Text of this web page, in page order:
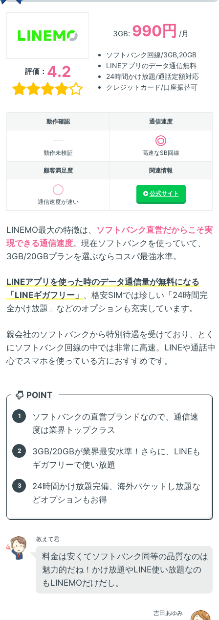
評価： 4.2
3GB: 990円 /月
ソフトバンク回線/3GB,20GB
LINEアプリのデータ通信無料
24時間かけ放題/通話定額対応
クレジットカード/口座振替可
動作確認 通信速度
動作未検証 高速なSB回線
顧客満足度 関連情報
通信速度が速い
公式サイト
LINEMO最大の特徴は、 ソフトバンク直営だからこそ実
現できる通信速度。現在ソフトバンクを使っていて、
3GB/20GBプランを選ぶならコスパ最強水準。
LINEアプリを使った時のデータ通信量が無料になる
「LINEギガフリー」 、格安SIMでは珍しい「24時間完
全かけ放題」などのオプションも充実しています。
親会社のソフトバンクから特別待遇を受けており、とく
にソフトバンク回線の中では非常に高速。LINEや通話中
心でスマホを使っている方におすすめです。
POINT
ソフトバンクの直営ブランドなので、通信速
度は業界トップクラス
3GB/20GBが業界最安水準！さらに、LINEも
ギガフリーで使い放題
24時間かけ放題完備、海外パケットし放題な
どオプションもお得
教えて君
料金は安くてソフトバンク同等の品質なのは
魅力的だね！かけ放題やLINE使い放題なの
もLINEMOだけだし。
吉田あゆみ